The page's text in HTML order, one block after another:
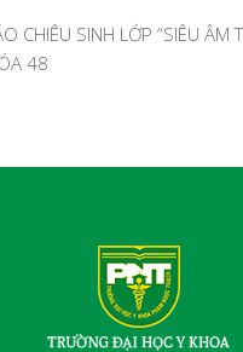
CHIÊU SINH LỚP “SIÊU ÂM
48